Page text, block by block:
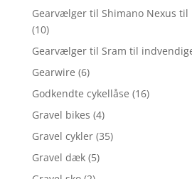
Gearvælger til Shimano Nexus
(10)
Gearvælger til Sram til
Gearwire (6)
Godkendte cykellåse (16)
Gravel bikes (4)
Gravel cykler (35)
Gravel dæk (5)